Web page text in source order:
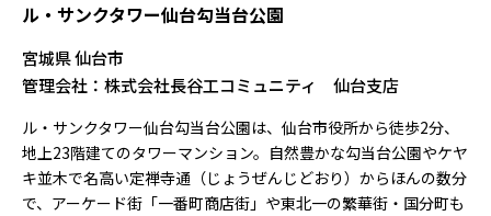
ル・サンクタワー仙台勾当台公園
宮城県 仙台市
管理会社：株式会社長谷工コミュニティ 仙台支店
ル・サンクタワー仙台勾当台公園は、仙台市役所から徒歩2分、
地上23階建てのタワーマンション。自然豊かな勾当台公園やケヤ
キ並木で名高い定禅寺通（じょうぜんじどおり）からほんの数分
で、アーケード街「一番町商店街」や東北一の繁華街・国分町も